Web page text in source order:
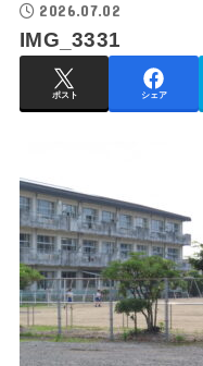
2026.07.02
IMG_3331
ポスト シェア